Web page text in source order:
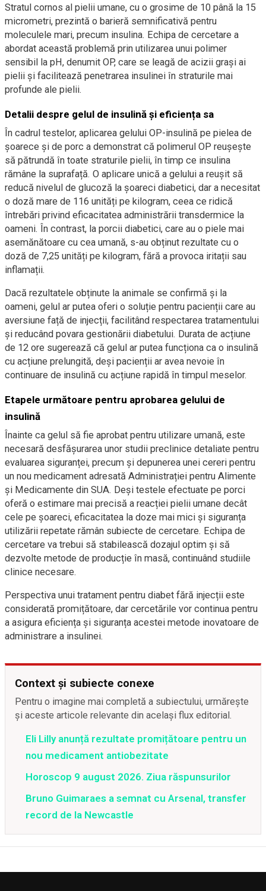
Stratul cornos al pielii umane, cu o grosime de 10 până la 15
micrometri, prezintă o barieră semnificativă pentru
moleculele mari, precum insulina. Echipa de cercetare a
abordat această problemă prin utilizarea unui polimer
sensibil la pH, denumit OP, care se leagă de acizii grași ai
pielii și facilitează penetrarea insulinei în straturile mai
profunde ale pielii.
Detalii despre gelul de insulină și eficiența sa
În cadrul testelor, aplicarea gelului OP-insulină pe pielea de
șoarece și de porc a demonstrat că polimerul OP reușește
să pătrundă în toate straturile pielii, în timp ce insulina
rămâne la suprafață. O aplicare unică a gelului a reușit să
reducă nivelul de glucoză la șoareci diabetici, dar a necesitat
o doză mare de 116 unități pe kilogram, ceea ce ridică
întrebări privind eficacitatea administrării transdermice la
oameni. În contrast, la porcii diabetici, care au o piele mai
asemănătoare cu cea umană, s-au obținut rezultate cu o
doză de 7,25 unități pe kilogram, fără a provoca iritații sau
inflamații.
Dacă rezultatele obținute la animale se confirmă și la
oameni, gelul ar putea oferi o soluție pentru pacienții care au
aversiune față de injecții, facilitând respectarea tratamentului
și reducând povara gestionării diabetului. Durata de acțiune
de 12 ore sugerează că gelul ar putea funcționa ca o insulină
cu acțiune prelungită, deși pacienții ar avea nevoie în
continuare de insulină cu acțiune rapidă în timpul meselor.
Etapele următoare pentru aprobarea gelului de
insulină
Înainte ca gelul să fie aprobat pentru utilizare umană, este
necesară desfășurarea unor studii preclinice detaliate pentru
evaluarea siguranței, precum și depunerea unei cereri pentru
un nou medicament adresată Administrației pentru Alimente
și Medicamente din SUA. Deși testele efectuate pe porci
oferă o estimare mai precisă a reacției pielii umane decât
cele pe șoareci, eficacitatea la doze mai mici și siguranța
utilizării repetate rămân subiecte de cercetare. Echipa de
cercetare va trebui să stabilească dozajul optim și să
dezvolte metode de producție în masă, continuând studiile
clinice necesare.
Perspectiva unui tratament pentru diabet fără injecții este
considerată promițătoare, dar cercetările vor continua pentru
a asigura eficiența și siguranța acestei metode inovatoare de
administrare a insulinei.
Context și subiecte conexe
Pentru o imagine mai completă a subiectului, urmărește
și aceste articole relevante din același flux editorial.
Eli Lilly anunță rezultate promițătoare pentru un
nou medicament antiobezitate
Horoscop 9 august 2026. Ziua răspunsurilor
Bruno Guimaraes a semnat cu Arsenal, transfer
record de la Newcastle